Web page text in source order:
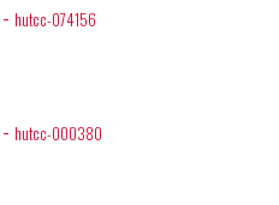
- hutcc-074156
- hutcc-000380